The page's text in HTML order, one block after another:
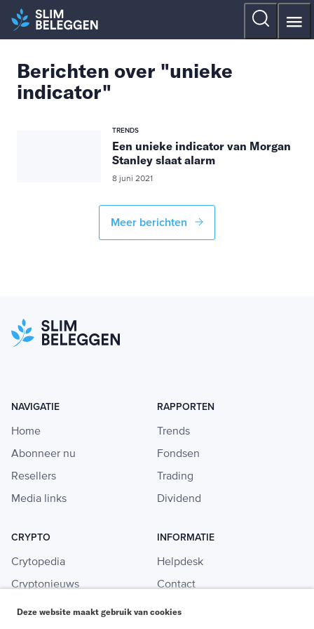
Berichten over "unieke
indicator"
TRENDS
Een unieke indicator van Morgan
Stanley slaat alarm
8 juni 2021
Meer berichten
NAVIGATIE
Home
Abonneer nu
Resellers
Media links
RAPPORTEN
Trends
Fondsen
Trading
Dividend
CRYPTO
Crytopedia
Cryptonieuws
Crypto koopgids
INFORMATIE
Helpdesk
Contact
Adverteren
Deze website maakt gebruik van cookies